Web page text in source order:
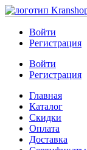
Войти
Регистрация
Войти
Регистрация
Главная
Каталог
Скидки
Оплата
Доставка